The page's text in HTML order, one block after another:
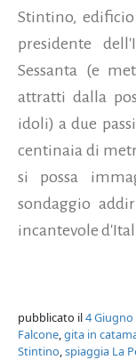
Stintino,
presidente
Sessanta (e
attratti dalla
idoli) a due
centinaia di
si possa
sondaggio
incantevole
pubblicato il4 Giugno
Falcone,gita in
Stintino,spiaggia La